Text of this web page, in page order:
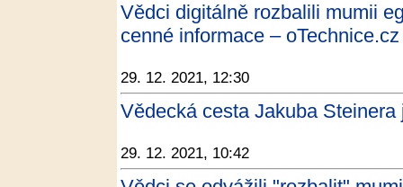
Vědci digitálně rozbalili mumii
cenné informace –
29. 12. 2021, 12:30
Vědecká cesta Jakuba
29. 12. 2021, 10:42